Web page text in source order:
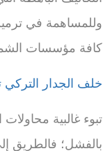
وللمساهمة في ترميم
كافة مؤسسات
خلف الجدار التركي
تبوء غالبيةمحاولات
بالفشل؛ فالطريق